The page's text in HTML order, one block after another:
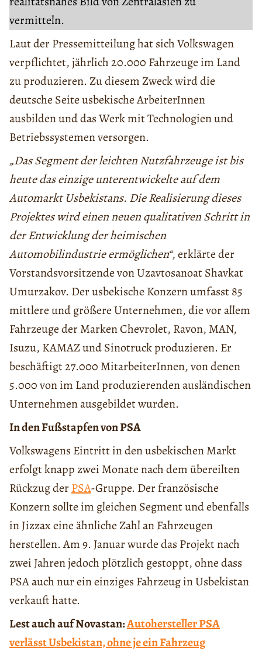
vermitteln.
Laut der Pressemitteilung hat sich Volkswagen
verpflichtet, jährlich 20.000 Fahrzeuge im Land
zu produzieren. Zu diesem Zweck wird die
deutsche Seite usbekische ArbeiterInnen
ausbilden und das Werk mit Technologien und
Betriebssystemen versorgen.
„Das Segment der leichten Nutzfahrzeuge ist bis
heute das einzige unterentwickelte auf dem
Automarkt Usbekistans. Die Realisierung dieses
Projektes wird einen neuen qualitativen Schritt in
der Entwicklung der heimischen
Automobilindustrie ermöglichen“, erklärte der
Vorstandsvorsitzende von Uzavtosanoat Shavkat
Umurzakov. Der usbekische Konzern umfasst 85
mittlere und größere Unternehmen, die vor allem
Fahrzeuge der Marken Chevrolet, Ravon, MAN,
Isuzu, KAMAZ und Sinotruck produzieren. Er
beschäftigt 27.000 MitarbeiterInnen, von denen
5.000 von im Land produzierenden ausländischen
Unternehmen ausgebildet wurden.
In den Fußstapfen von PSA
Volkswagens Eintritt in den usbekischen Markt
erfolgt knapp zwei Monate nach dem übereilten
Rückzug derPSA-Gruppe. Der französische
Konzern sollte im gleichen Segment und ebenfalls
in Jizzax eine ähnliche Zahl an Fahrzeugen
herstellen. Am 9. Januar wurde das Projekt nach
zwei Jahren jedoch plötzlich gestoppt, ohne dass
PSA auch nur ein einziges Fahrzeug in Usbekistan
verkauft hatte.
Lest auch auf Novastan:Autohersteller PSA
verlässt Usbekistan, ohne je ein Fahrzeug